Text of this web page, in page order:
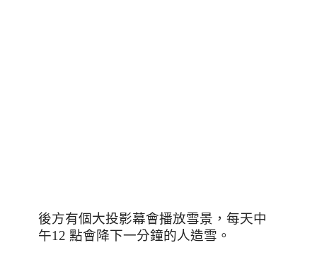
後方有個大投影幕會播放雪景，每天中
午12 點會降下一分鐘的人造雪。